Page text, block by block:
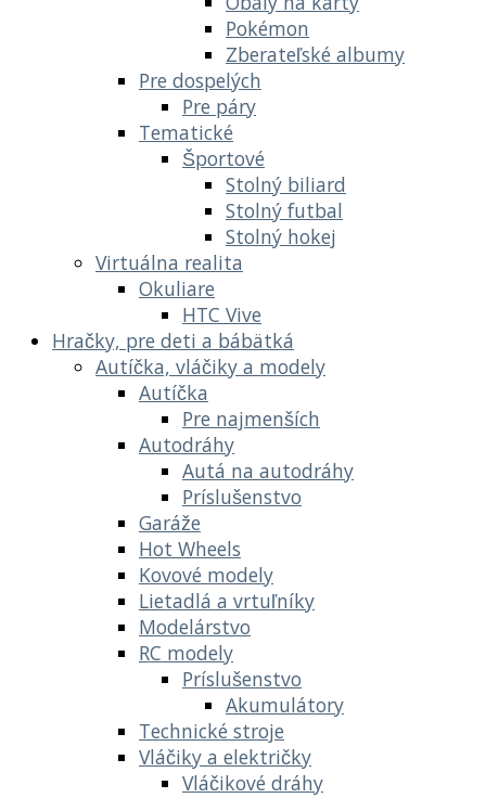
Pokémon
Zberateľské albumy
Pre dospelých
Pre páry
Tematické
Športové
Stolný biliard
Stolný futbal
Stolný hokej
Virtuálna realita
Okuliare
HTC Vive
Hračky, pre deti a bábätká
Autíčka, vláčiky a modely
Autíčka
Pre najmenších
Autodráhy
Autá na autodráhy
Príslušenstvo
Garáže
Hot Wheels
Kovové modely
Lietadlá a vrtuľníky
Modelárstvo
RC modely
Príslušenstvo
Akumulátory
Technické stroje
Vláčiky a električky
Vláčikové dráhy